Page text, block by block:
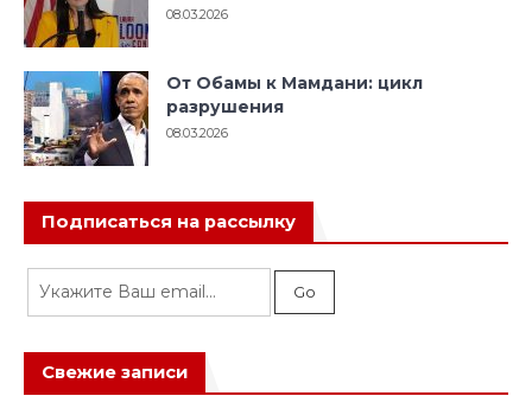
08.03.2026
От Обамы к Мамдани: цикл
разрушения
08.03.2026
Подписаться на рассылку
Свежие записи